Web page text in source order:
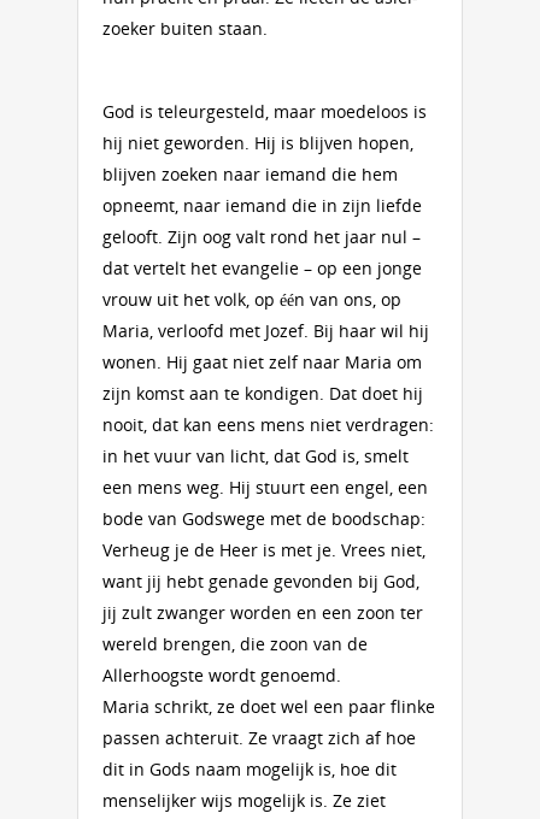
zoeker buiten staan.
God is teleurgesteld, maar moedeloos is
hij niet geworden. Hij is blijven hopen,
blijven zoeken naar iemand die hem
opneemt, naar iemand die in zijn liefde
gelooft. Zijn oog valt rond het jaar nul –
dat vertelt het evangelie – op een jonge
vrouw uit het volk, op één van ons, op
Maria, verloofd met Jozef. Bij haar wil hij
wonen. Hij gaat niet zelf naar Maria om
zijn komst aan te kondigen. Dat doet hij
nooit, dat kan eens mens niet verdragen:
in het vuur van licht, dat God is, smelt
een mens weg. Hij stuurt een engel, een
bode van Godswege met de boodschap:
Verheug je de Heer is met je. Vrees niet,
want jij hebt genade gevonden bij God,
jij zult zwanger worden en een zoon ter
wereld brengen, die zoon van de
Allerhoogste wordt genoemd.
Maria schrikt, ze doet wel een paar flinke
passen achteruit. Ze vraagt zich af hoe
dit in Gods naam mogelijk is, hoe dit
menselijker wijs mogelijk is. Ze ziet